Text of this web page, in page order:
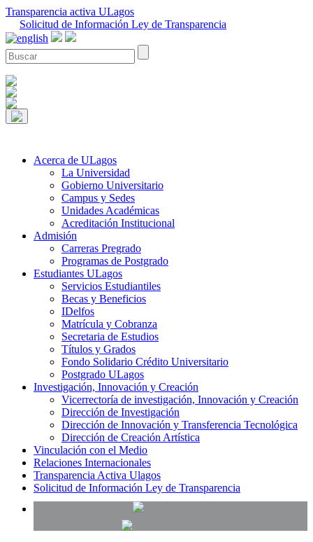
Transparencia activa ULagos
Solicitud de Información Ley de Transparencia
Acerca de ULagos
La Universidad
Gobierno Universitario
Campus y Sedes
Unidades Académicas
Acreditación Institucional
Admisión
Carreras Pregrado
Programas de Postgrado
Estudiantes ULagos
Servicios Estudiantiles
Becas y Beneficios
IDelfos
Matrícula y Cobranza
Secretaria de Estudios
Títulos y Grados
Fondo Solidario Crédito Universitario
Postgrado ULagos
Investigación, Innovación y Creación
Vicerrectoría de investigación, Innovación y Creación
Dirección de Investigación
Dirección de Innovación y Transferencia Tecnológica
Dirección de Creación Artística
Vinculación con el Medio
Relaciones Internacionales
Transparencia Activa Ulagos
Solicitud de Información Ley de Transparencia